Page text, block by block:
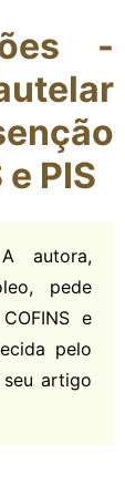
-
PIS
autora,
pede
e
pelo
artigo